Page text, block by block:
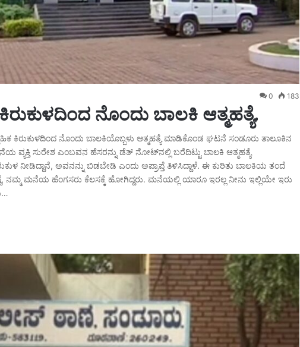
0 183
ನೊಂದು ಬಾಲಕಿ ಆತ್ಮಹತ್ಯೆ.
ಕಿರುಕುಳದಿಂದ ನೊಂದು ಬಾಲಕಿಯೊಬ್ಬಳು ಆತ್ಮಹತ್ಯೆ ಮಾಡಿಕೊಂಡ ಘಟನೆ ಸಂಡೂರು ತಾಲೂಕಿನ
ವ್ಯಕ್ತಿ ಸುರೇಶ ಎಂಬವನ ಹೆಸರನ್ನು ಡೆತ್ ನೋಟ್​ನಲ್ಲಿ ಬರೆದಿಟ್ಟು ಬಾಲಕಿ ಆತ್ಮಹತ್ಯೆ
ನೀಡಿದ್ದಾನೆ, ಅವನನ್ನು ಬಿಡಬೇಡಿ ಎಂದು ಅಪ್ರಾಪ್ತೆ ತಿಳಿಸಿದ್ದಾಳೆ. ಈ ಕುರಿತು ಬಾಲಕಿಯ ತಂದೆ
ನಮ್ಮ ಮನೆಯ ಹೆಂಗಸರು ಕೆಲಸಕ್ಕೆ ಹೋಗಿದ್ದರು. ಮನೆಯಲ್ಲಿ ಯಾರೂ ಇರಲ್ಲ ನೀನು ಇಲ್ಲಿಯೇ ಇರು